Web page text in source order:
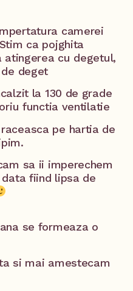
camerei
ca pojghita
cu degetul,
deget
la 130 de grade
functia ventilatie
pe hartia de
sa ii imperechem
fiind lipsa de
se formeaza o
si mai amestecam